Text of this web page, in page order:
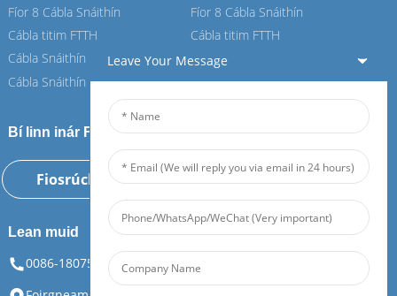
Fíor 8 Cábla Snáithín
Cábla titim FTTH
Cábla Snáithín ASU
Cábla Snáithín ADSS
Fíor 8 Cábla Snáithín
Cábla titim FTTH
Cábla Snáithín ASU
Cábla Snáithín ADSS
Bí linn inár Feiboer
Fiosrúchán Anois
Lean muid
0086-18075108880
info@feiboer.com.cn
Leave Your Message